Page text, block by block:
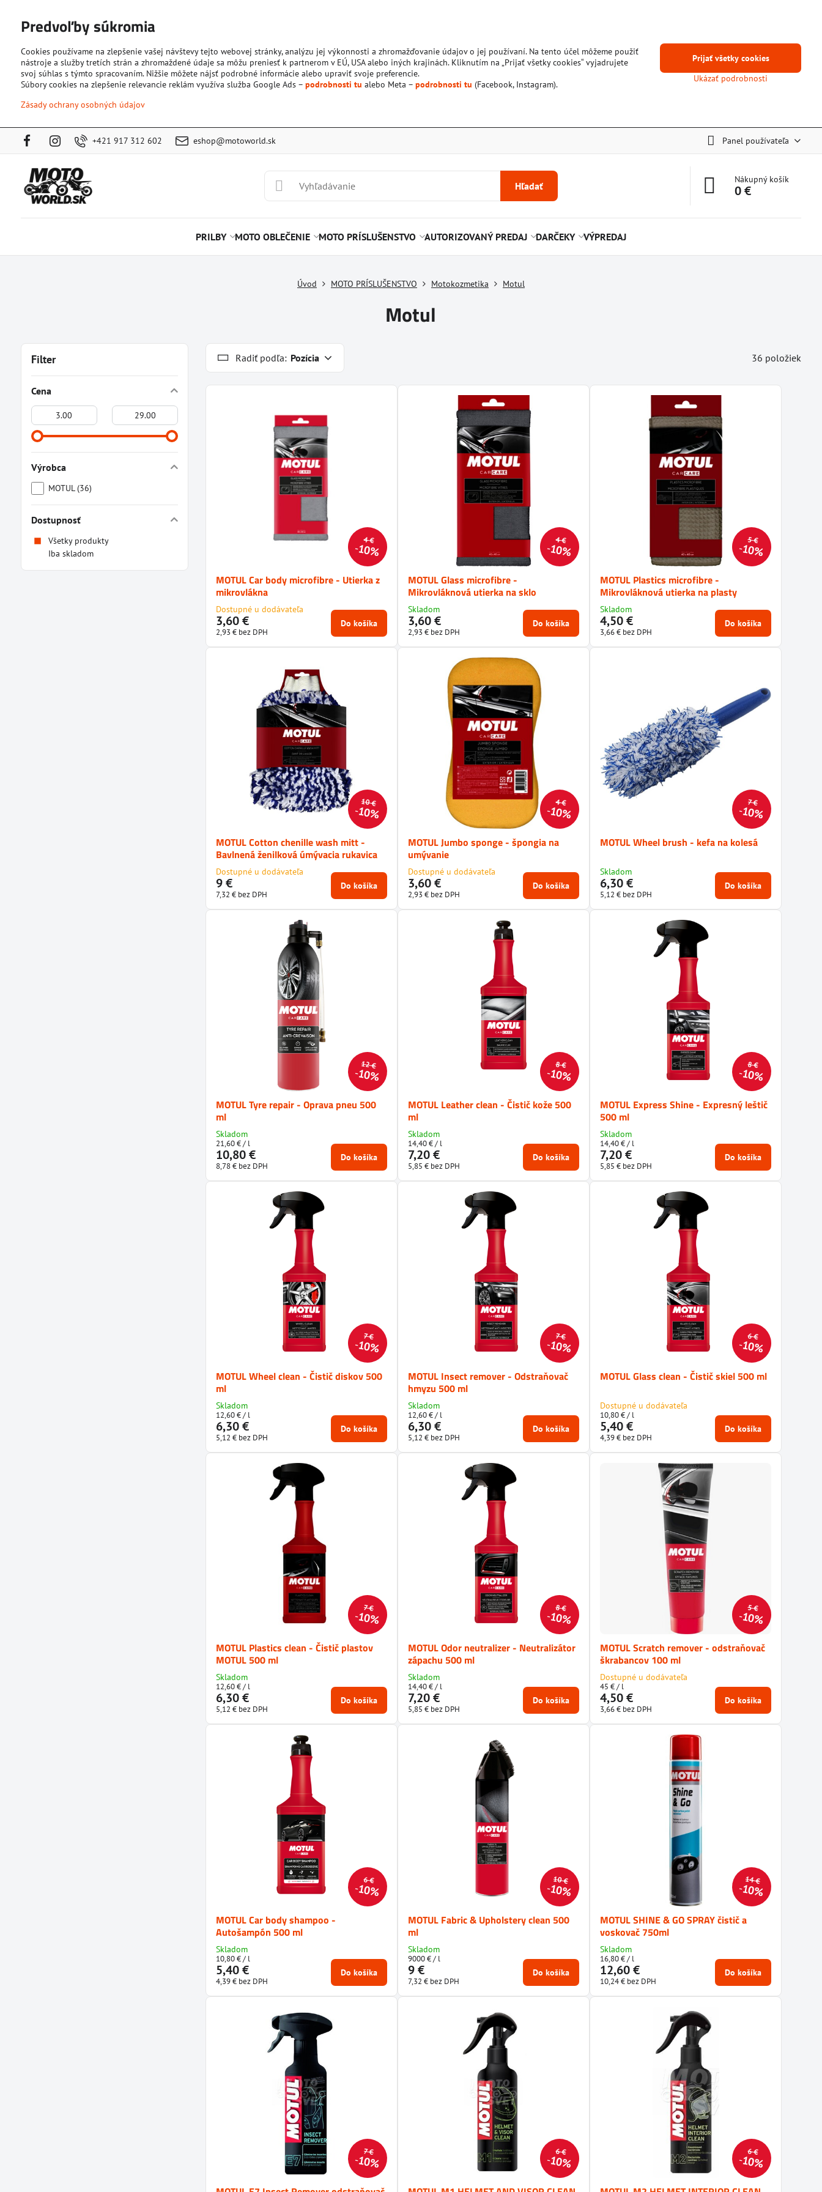
+421 917 312 602 eshop@motoworld.sk Panel používateľa
Hľadať
Nákupný košík
0 €
PRILBY MOTO OBLEČENIE MOTO PRÍSLUŠENSTVO AUTORIZOVANÝ PREDAJ DARČEKY VÝPREDAJ
Úvod MOTO PRÍSLUŠENSTVO Motokozmetika Motul
Motul
Radiť podľa: Pozícia 36 položiek
4 €
10%
MOTUL Car body microfibre - Utierka z
mikrovlákna
Dostupné u dodávateľa
3,60 €
2,93 € bez DPH
Do košíka
4 €
10%
MOTUL Glass microfibre -
Mikrovláknová utierka na sklo
Skladom
3,60 €
2,93 € bez DPH
Do košíka
5 €
10%
MOTUL Plastics microfibre -
Mikrovláknová utierka na plasty
Skladom
4,50 €
3,66 € bez DPH
Do košíka
10 €
10%
MOTUL Cotton chenille wash mitt -
Bavlnená ženilková úmývacia rukavica
Dostupné u dodávateľa
9 €
7,32 € bez DPH
Do košíka
4 €
10%
MOTUL Jumbo sponge - špongia na
umývanie
Dostupné u dodávateľa
3,60 €
2,93 € bez DPH
Do košíka
7 €
10%
MOTUL Wheel brush - kefa na kolesá
Skladom
6,30 €
5,12 € bez DPH
Do košíka
12 €
10%
MOTUL Tyre repair - Oprava pneu 500
ml
Skladom
10,80 €
8,78 € bez DPH
21,60 €/ l
Do košíka
8 €
10%
MOTUL Leather clean - Čistič kože 500
ml
Skladom
7,20 €
5,85 € bez DPH
14,40 €/ l
Do košíka
8 €
10%
MOTUL Express Shine - Expresný leštič
500 ml
Skladom
7,20 €
5,85 € bez DPH
14,40 €/ l
Do košíka
7 €
10%
MOTUL Wheel clean - Čistič diskov 500
ml
Skladom
6,30 €
5,12 € bez DPH
12,60 €/ l
Do košíka
7 €
10%
MOTUL Insect remover - Odstraňovač
hmyzu 500 ml
Skladom
6,30 €
5,12 € bez DPH
12,60 €/ l
Do košíka
6 €
10%
MOTUL Glass clean - Čistič skiel 500 ml
Dostupné u dodávateľa
5,40 €
4,39 € bez DPH
10,80 €/ l
Do košíka
7 €
10%
MOTUL Plastics clean - Čistič plastov
MOTUL 500 ml
Skladom
6,30 €
5,12 € bez DPH
12,60 €/ l
Do košíka
8 €
10%
MOTUL Odor neutralizer - Neutralizátor
zápachu 500 ml
Skladom
7,20 €
5,85 € bez DPH
14,40 €/ l
Do košíka
5 €
10%
MOTUL Scratch remover - odstraňovač
škrabancov 100 ml
Dostupné u dodávateľa
4,50 €
3,66 € bez DPH
45 €/ l
Do košíka
6 €
10%
MOTUL Car body shampoo -
Autošampón 500 ml
Skladom
5,40 €
4,39 € bez DPH
10,80 €/ l
Do košíka
10 €
10%
MOTUL Fabric & Upholstery clean 500
ml
Skladom
9 €
7,32 € bez DPH
9000 €/ l
Do košíka
14 €
10%
MOTUL SHINE & GO SPRAY čistič a
voskovač 750ml
Skladom
12,60 €
10,24 € bez DPH
16,80 €/ l
Do košíka
7 €
10%
6 €
10%
6 €
10%
Filter
Cena
Od:
Do:
Výrobca
MOTUL (36)
Dostupnosť
Všetky produkty
Iba skladom
Predvoľby súkromia
Cookies používame na zlepšenie vašej návštevy tejto webovej stránky, analýzu jej výkonnosti a zhromažďovanie údajov o jej používaní. Na tento účel môžeme použiť
nástroje a služby tretích strán a zhromaždené údaje sa môžu preniesť k partnerom v EÚ, USA alebo iných krajinách. Kliknutím na „Prijať všetky cookies“ vyjadrujete
svoj súhlas s týmto spracovaním. Nižšie môžete nájsť podrobné informácie alebo upraviť svoje preferencie.
Súbory cookies na zlepšenie relevancie reklám využíva služba Google Ads – podrobnosti tu alebo Meta – podrobnosti tu (Facebook, Instagram).
Zásady ochrany osobných údajov
Ukázať podrobnosti
Prijať všetky cookies